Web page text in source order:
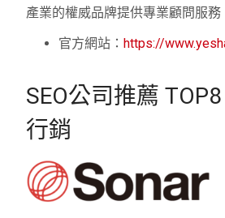
產業的權威品牌提供專業顧問服務
官方網站： https://
SEO公司推薦
行銷